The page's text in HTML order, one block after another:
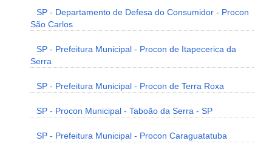
SP - Departamento de Defesa do Consumidor - Procon
São Carlos
SP - Prefeitura Municipal - Procon de Itapecerica da
Serra
SP - Prefeitura Municipal - Procon de Terra Roxa
SP - Procon Municipal - Taboão da Serra - SP
SP - Prefeitura Municipal - Procon Caraguatatuba